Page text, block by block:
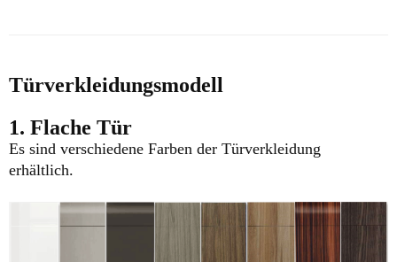
Türverkleidungsmodell
1. Flache Tür
Es sind verschiedene Farben der Türverkleidung
erhältlich.